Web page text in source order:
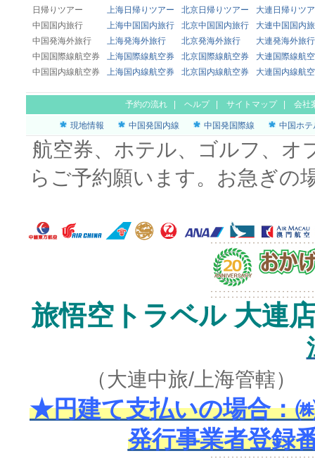
日帰りツアー
上海日帰りツアー 北京日帰りツアー
大連日帰りツ
中国国内旅行
上海中国国内旅行 北京中国国内旅行
大連中国国内
中国発海外旅行
上海発海外旅行 北京発海外旅行
大連発海外旅行
中国国際線航空券
上海国際線航空券 北京国際線航空券
大連国際線航
中国国内線航空券
上海国内線航空券 北京国内線航空券 大連国内線航
予約の流れ ヘルプ| サイトマップ| 会社
現地情報 中国発国内線 中国発国際線 中国ホテ
航空券、ホテル、ゴルフ、オ
らご予約願います。お急ぎの
旅悟空トラベル 大連
（大連中旅/上海管轄
★円建て支払いの場合：
発行事業者登録